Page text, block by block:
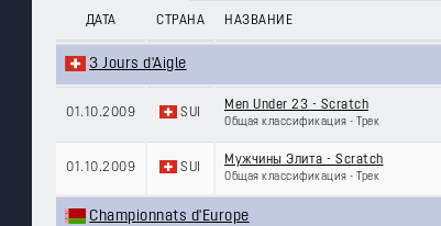
ДАТА СТРАНА НАЗВАНИЕ
3 Jours d'Aigle
01.10.2009 SUI
Men Under 23 - Scratch
Общая классификация - Трек
01.10.2009 SUI
Мужчины Элита - Scratch
Общая классификация - Трек
Championnats d'Europe